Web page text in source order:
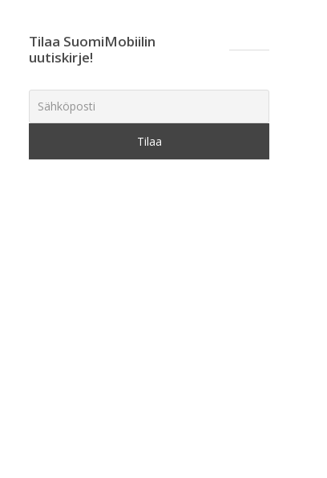
Tilaa SuomiMobiilin
uutiskirje!